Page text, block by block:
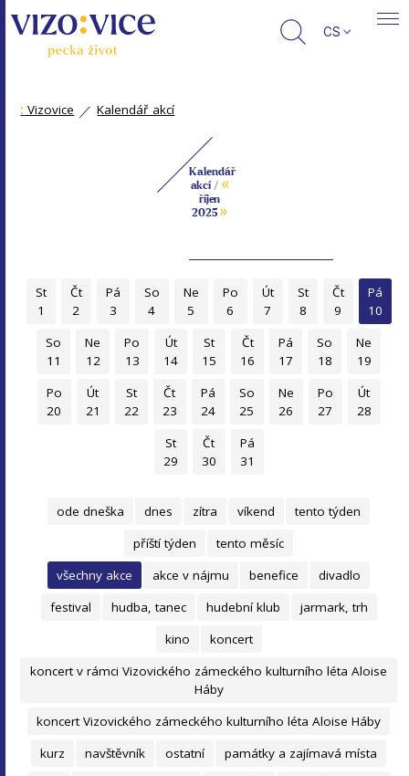
CS
: Vizovice Kalendář akcí
Kalendář
akcí / «
říjen
2025»
St
1
Čt
2
Pá
3
So
4
Ne
5
Po
6
Út
7
St
8
Čt
9
Pá
10
So
11
Ne
12
Po
13
Út
14
St
15
Čt
16
Pá
17
So
18
Ne
19
Po
20
Út
21
St
22
Čt
23
Pá
24
So
25
Ne
26
Po
27
Út
28
St
29
Čt
30
Pá
31
ode dneška dnes zítra víkend
tento týden
příští týden
tento měsíc
všechny akce
akce v nájmu benefice
divadlo
festival
hudba, tanec hudební klub
jarmark, trh
kino
koncert
koncert v rámci Vizovického zámeckého kulturního léta Aloise
Háby
koncert Vizovického zámeckého kulturního léta Aloise Háby
kurz
navštěvník ostatní
památky a zajímavá místa